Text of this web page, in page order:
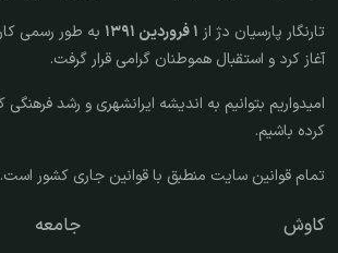
تارنگار پارسیان دژ از ۱ فروردین ۱۳۹۱
به طور رسمی
آغاز کرد و استقبال هموطنان گرامی قرار گرفت.
امیدواریم بتوانیم به اندیشه ایرانشهری و رشد
کرده باشیم.
تمام قوانین سایت منطبق با قوانین جاری کشور است.
کاوش جامعه